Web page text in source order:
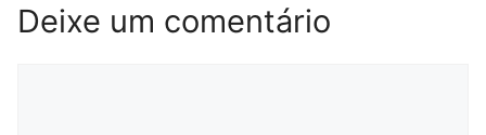
Deixe um comentário